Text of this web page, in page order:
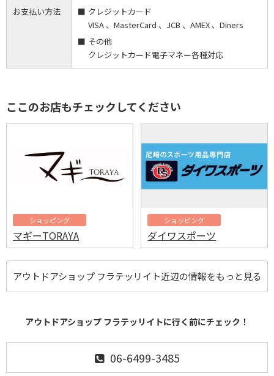
お支払い方法
クレジットカード
VISA 、MasterCard 、JCB 、AMEX 、Diners
その他
クレジットカード電子マネー各種対応
ここのお店もチェックしてください
ショッピング
マギーTORAYA
ショッピング
ダイワスポーツ
アウトドアショップ フラテッリイト近辺の情報をもっと見る
アウトドアショップ フラテッリイトに行く前にチェック！
06-6499-3485